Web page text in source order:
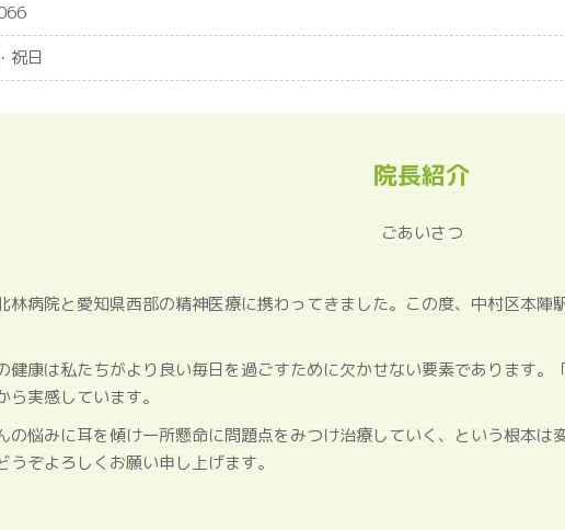
祝日
院長紹介
ごあいさつ
林病院と愛知県西部の精神医療に携わってきました。この度、中村区本
健康は私たちがより良い毎日を過ごすために欠かせない要素であります
実感しています。
の悩みに耳を傾け一所懸命に問題点をみつけ治療していく、という根本
ぞよろしくお願い申し上げます。